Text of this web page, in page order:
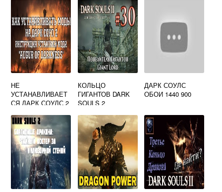
НЕ
УСТАНАВЛИВАЕТ
СЯ ДАРК СОУЛС 2
КОЛЬЦО
ГИГАНТОВ DARK
SOULS 2
ДАРК СОУЛС
ОБОИ 1440 900